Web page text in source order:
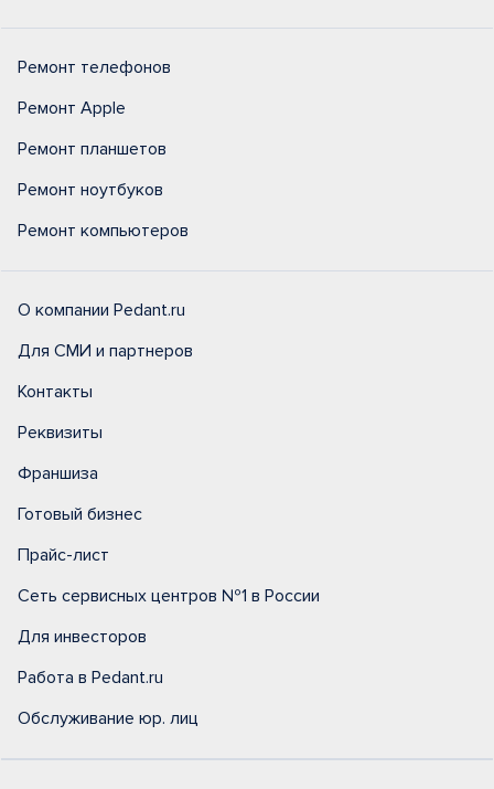
Ремонт телефонов
Ремонт Apple
Ремонт планшетов
Ремонт ноутбуков
Ремонт компьютеров
О компании Pedant.ru
Для СМИ и партнеров
Контакты
Реквизиты
Франшиза
Готовый бизнес
Прайс-лист
Сеть сервисных центров №1 в России
Для инвесторов
Работа в Pedant.ru
Обслуживание юр. лиц